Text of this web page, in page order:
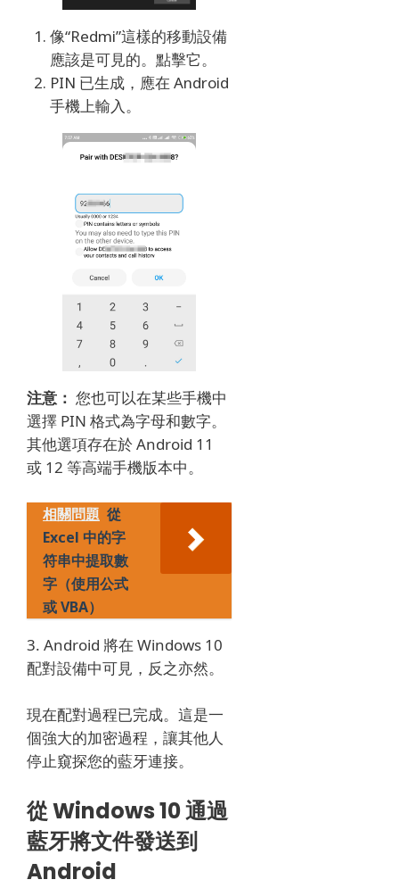
像“Redmi”這樣的移動設備
應該是可見的。 點擊它。
PIN 已生成，應在 Android
手機上輸入。
注意： 您也可以在某些手機中
選擇 PIN 格式為字母和數字。
其他選項存在於 Android 11
或 12 等高端手機版本中。
相關問題 從
Excel 中的字
符串中提取數
字（使用公式
或 VBA）
3. Android 將在 Windows 10
配對設備中可見，反之亦然。
現在配對過程已完成。 這是一
個強大的加密過程，讓其他人
停止窺探您的藍牙連接。
從 Windows 10 通過
藍牙將文件發送到
Android